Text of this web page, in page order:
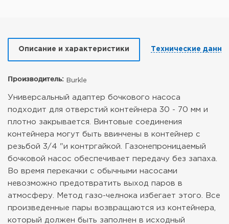
Описание и характеристики Технические
Производитель: Burkle
Универсальный адаптер бочкового насоса
подходит для отверстий контейнера 30 - 70 мм и
плотно закрывается. Винтовые соединения
контейнера могут быть ввинчены в контейнер с
резьбой 3/4 "и контргайкой.
Газонепроницаемый
бочковой насос обеспечивает передачу без запаха.
Во время перекачки с обычными насосами
невозможно предотвратить выход паров в
атмосферу. Метод газо-челнока избегает этого. Все
произведенные пары возвращаются из контейнера,
который должен быть заполнен в исходный